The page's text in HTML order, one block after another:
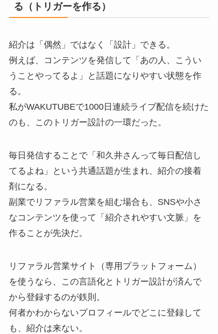
る（トリガーを作る）
紹介は「偶然」ではなく「設計」できる。
例えば、コンテンツを発信して「あの人、こうい
うことやってるよ」と話題になりやすい状態を作
る。
私がWAKUTUBEで1000日連続ライブ配信を続けた
のも、このトリガー設計の一環だった。
毎日発信することで「和久井さんって毎日配信し
てるよね」という共通話題が生まれ、紹介の接着
剤になる。
副業でリファラル営業を組む場合も、SNSや小さ
なコンテンツを使って「紹介されやすい文脈」を
作ることが先決だ。
リファラル営業サイト（専用プラットフォーム）
を使うなら、この言語化とトリガー設計が済んで
から登録するのが鉄則。
何者かわからないプロフィールでどこに登録して
も、紹介は来ない。